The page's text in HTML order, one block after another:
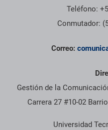
Teléfono:
Conmutador:
Correo:
Gestión de la
Carrera 27 #10-02
Universidad